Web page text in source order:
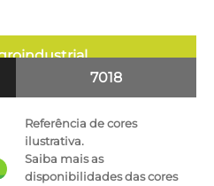
7018
Referência de cores
ilustrativa.
Saiba mais as
disponibilidades das cores